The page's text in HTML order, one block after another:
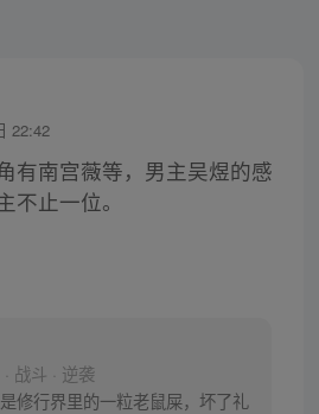
22:42
有南宫薇等，男主吴煜的感
不止一位。
战斗 · 逆袭
修行界里的一粒老鼠屎，坏了礼